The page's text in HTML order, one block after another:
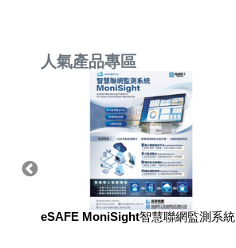
人氣產品專區
eSAFE MoniSight智慧聯網監測系統